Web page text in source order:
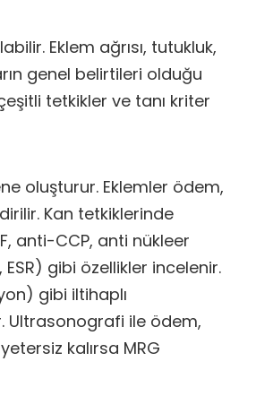
Eklem ağrısı, tutukluk,
genel belirtileri olduğu
tetkikler ve tanı kriter
oluşturur. Eklemler ödem,
Kan tetkiklerinde
anti-CCP, anti nükleer
gibi özellikler incelenir.
gibi iltihaplı
Ultrasonografi ile ödem,
kalırsa MRG